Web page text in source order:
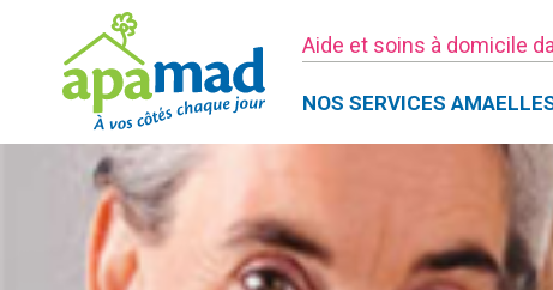
Aide et soins à domicile
NOS SERVICES